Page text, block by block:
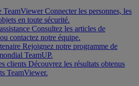
TeamViewer Connecter les personnes, les
en toute sécurité.
Consultez les articles de
contactez notre équipe.
Rejoignez notre programme de
TeamUP.
clients Découvrez les résultats obtenus
TeamViewer.